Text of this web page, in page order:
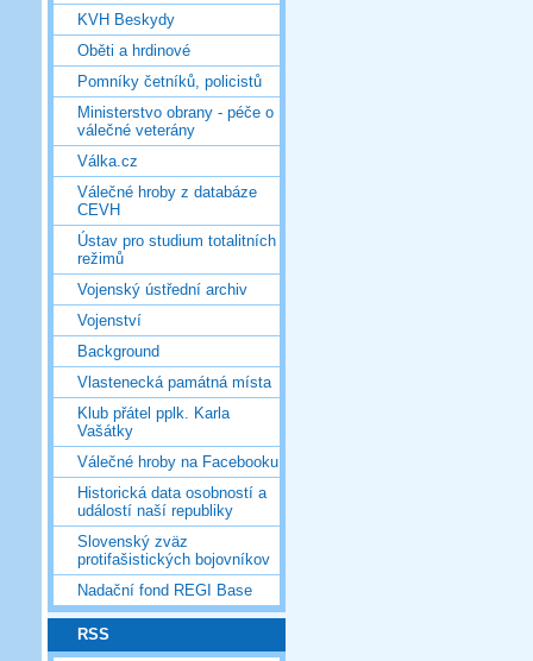
KVH Beskydy
Oběti a hrdinové
Pomníky četníků, policistů
Ministerstvo obrany - péče o
válečné veterány
Válka.cz
Válečné hroby z databáze
CEVH
Ústav pro studium totalitních
režimů
Vojenský ústřední archiv
Vojenství
Background
Vlastenecká památná místa
Klub přátel pplk. Karla
Vašátky
Válečné hroby na Facebooku
Historická data osobností a
událostí naší republiky
Slovenský zväz
protifašistických bojovníkov
Nadační fond REGI Base
RSS